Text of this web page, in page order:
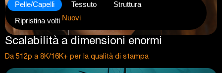
Pelle/Capelli Tessuto Struttura
Ripristina volti Nuovi
Scalabilità a dimensioni enormi
Da 512p a 8K/16K+ per la qualità di stampa